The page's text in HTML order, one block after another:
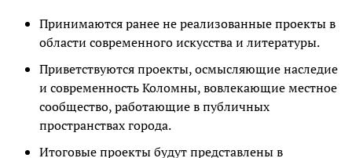
Принимаются ранее не реализованные проекты в
области современного искусства и литературы.
Приветствуются проекты, осмысляющие наследие
и современность Коломны, вовлекающие местное
сообщество, работающие в публичных
пространствах города.
Итоговые проекты будут представлены в